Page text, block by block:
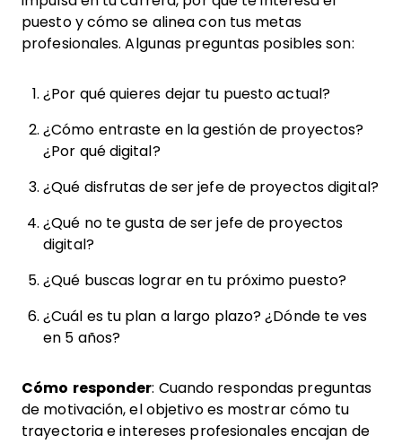
puesto y cómo se alinea con tus metas
profesionales. Algunas preguntas posibles son:
¿Por qué quieres dejar tu puesto actual?
¿Cómo entraste en la gestión de proyectos?
¿Por qué digital?
¿Qué disfrutas de ser jefe de proyectos digital?
¿Qué no te gusta de ser jefe de proyectos
digital?
¿Qué buscas lograr en tu próximo puesto?
¿Cuál es tu plan a largo plazo? ¿Dónde te ves
en 5 años?
Cómo responder: Cuando respondas preguntas
de motivación, el objetivo es mostrar cómo tu
trayectoria e intereses profesionales encajan de